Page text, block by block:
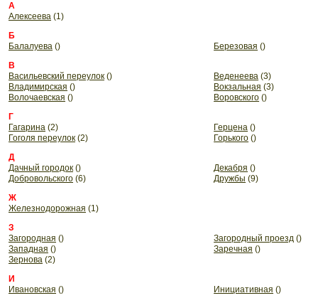
А
Алексеева (1)
Б
Балалуева () Березовая ()
В
Васильевский переулок () Веденеева (3)
Владимирская () Вокзальная (3)
Волочаевская () Воровского ()
Г
Гагарина (2) Герцена ()
Гоголя переулок (2) Горького ()
Д
Дачный городок () Декабря ()
Добровольского (6) Дружбы (9)
Ж
Железнодорожная (1)
З
Загородная () Загородный проезд ()
Западная () Заречная ()
Зернова (2)
И
Ивановская () Инициативная ()